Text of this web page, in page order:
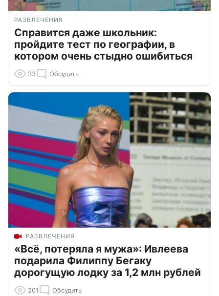
РАЗВЛЕЧЕНИЯ
Справится даже школьник:
пройдите тест по географии, в
котором очень стыдно ошибиться
33 Обсудить
РАЗВЛЕЧЕНИЯ
«Всё, потеряла я мужа»: Ивлеева
подарила Филиппу Бегаку
дорогущую лодку за 1,2 млн рублей
201 Обсудить